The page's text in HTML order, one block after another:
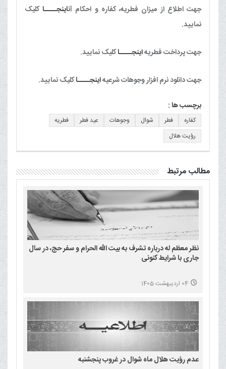
جهت اطلاع از میزان فطریه، کفاره و احکام آناینجــــاکلیک
نمایید.
جهت پرداخت فطریهاینجــــاکلیک نمایید.
جهت دانلود نرم افزار وجوهات شرعیهاینجــــاکلیک نمایید.
برچسب ها :
کفاره فطر شوال وجوهات عید فطر
فطریه
رؤیت هلال
مطالب مرتبط
نظر معظم له درباره تشرف به بیت الله الحرام و سفر حج، در سال
جاری با شرایط کنونی
04 اردیبهشت 1405
عدم رؤیت هلال ماه شوال در غروب پنجشنبه